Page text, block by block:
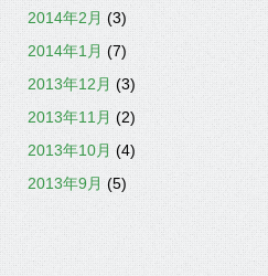
2014年2月 (3)
2014年1月 (7)
2013年12月 (3)
2013年11月 (2)
2013年10月 (4)
2013年9月 (5)